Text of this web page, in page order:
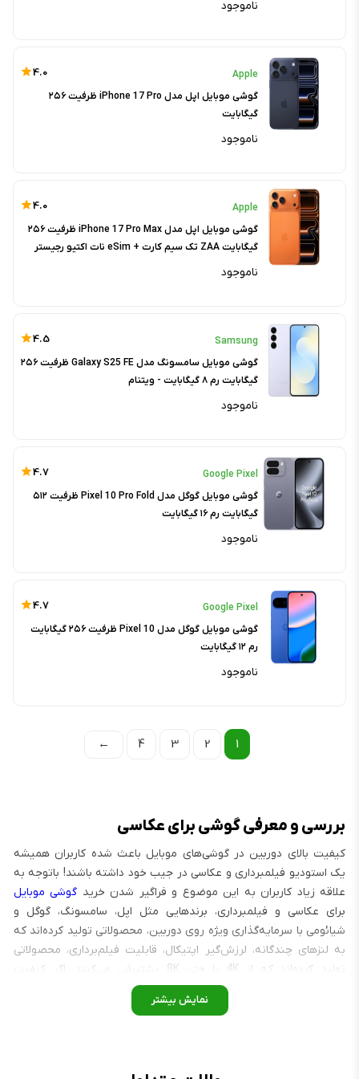
ناموجود
Apple
4.0
گوشی موبایل اپل مدل iPhone 17 Pro ظرفیت ۲۵۶
گیگابایت
ناموجود
Apple
4.0
گوشی موبایل اپل مدل iPhone 17 Pro Max ظرفیت ۲۵۶
گیگابایت ZAA تک سیم کارت + eSim نات اکتیو رجیستر
ناموجود
Samsung
4.5
گوشی موبایل سامسونگ مدل Galaxy S25 FE ظرفیت ۲۵۶
گیگابایت رم ۸ گیگابایت - ویتنام
ناموجود
Google Pixel
4.7
گوشی موبایل گوگل مدل Pixel 10 Pro Fold ظرفیت ۵۱۲
گیگابایت رم ۱۶ گیگابایت
ناموجود
Google Pixel
4.7
گوشی موبایل گوگل مدل Pixel 10 ظرفیت ۲۵۶ گیگابایت
رم ۱۲ گیگابایت
ناموجود
1
2
3
4
←
بررسی و معرفی گوشی برای عکاسی
کیفیت بالای دوربین در گوشی‌های موبایل باعث شده کاربران همیشه
یک استودیو فیلمبرداری و عکاسی در جیب خود داشته باشند! باتوجه به
علاقه زیاد کاربران به این موضوع و فراگیر شدن خرید گوشی موبایل
برای عکاسی و فیلمبرداری، برندهایی مثل اپل، سامسونگ، گوگل و
شیائومی با سرمایه‌گذاری ویژه روی دوربین، محصولاتی تولید کرده‌اند که
به لنزهای چندگانه، لرزش‌گیر اپتیکال، قابلیت فیلم‌برداری، محصولاتی
تولید کرده‌اند که از 4K یا حتی 8K پشتیبانی می‌کنند. اگر کیفیت
عکس‌هایی که روزانه ثبت می‌کنید برایتان مهم است و دوست دارید
بهترین خروجی را در شبکه‌های اجتماعی به اشتراک بگذارید، در ادامه با